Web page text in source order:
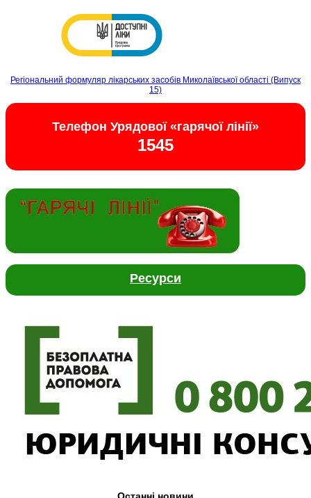
Регіональний формуляр лікарських засобів Миколаївської області (Випуск
15)
Телефон Урядової «гарячої лінії»
1545
Ресурси